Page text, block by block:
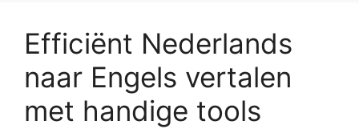
Efficiënt Nederlands
naar Engels vertalen
met handige tools